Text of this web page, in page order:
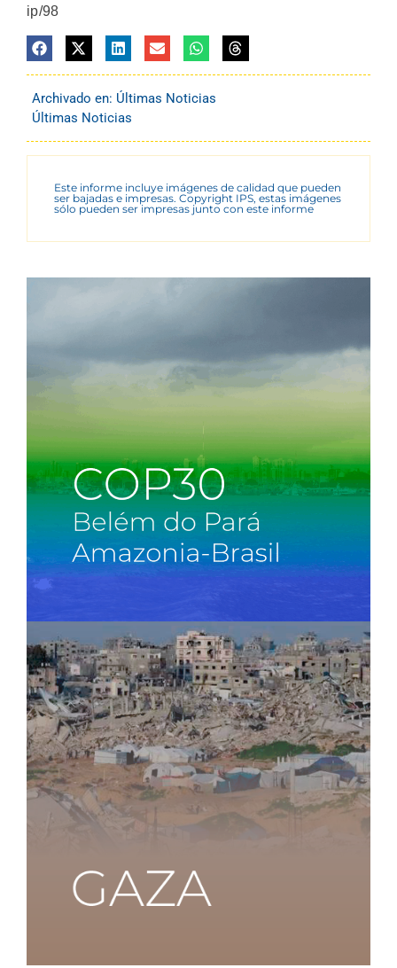
ip/98
Archivado en: Últimas Noticias
Últimas Noticias
Este informe incluye imágenes de calidad que pueden
ser bajadas e impresas. Copyright IPS, estas imágenes
sólo pueden ser impresas junto con este informe